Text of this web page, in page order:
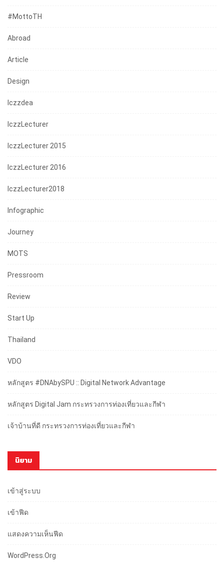
#mottoTH
Abroad
Article
Design
Iczzdea
IczzLecturer
IczzLecturer 2015
IczzLecturer 2016
IczzLecturer2018
Infographic
Journey
MOTS
Pressroom
Review
Start Up
Thailand
VDO
หลักสูตร #DNAbySPU :: Digital Network Advantage
หลักสูตร Digital Jam กระทรวงการท่องเที่ยวและกีฬา
เจ้าบ้านที่ดี กระทรวงการท่องเที่ยวและกีฬา
นิยาม
เข้าสู่ระบบ
เข้าฟีด
แสดงความเห็นฟีด
WordPress.org